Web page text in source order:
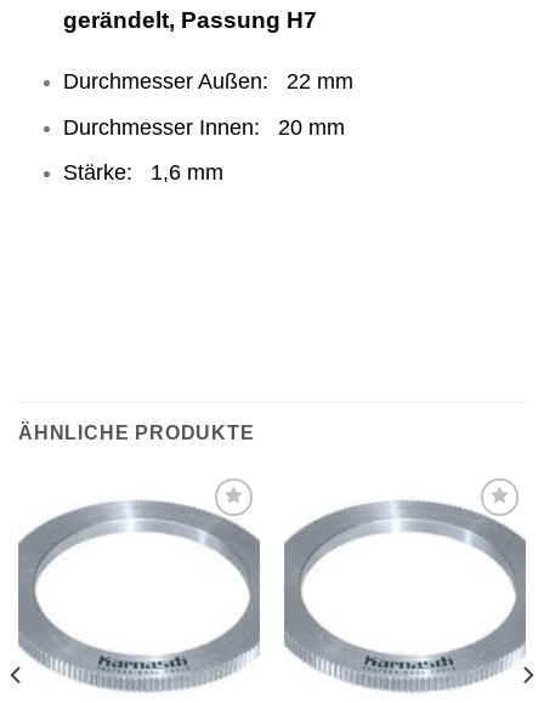
gerändelt, Passung H7
Durchmesser Außen: 22 mm
Durchmesser Innen: 20 mm
Stärke: 1,6 mm
ÄHNLICHE PRODUKTE
hinzufügen
hinzufügen